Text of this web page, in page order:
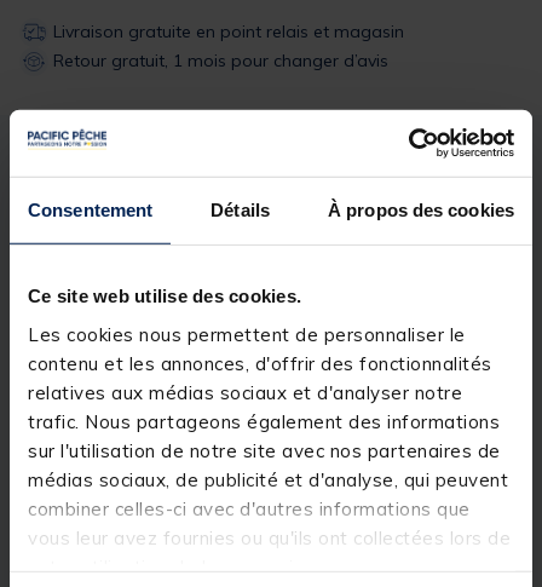
Consentement Détails À propos des cookies
Ce site web utilise des cookies.
Les cookies nous permettent de personnaliser le
contenu et les annonces, d'offrir des fonctionnalités
relatives aux médias sociaux et d'analyser notre
trafic. Nous partageons également des informations
sur l'utilisation de notre site avec nos partenaires de
médias sociaux, de publicité et d'analyse, qui peuvent
combiner celles-ci avec d'autres informations que
vous leur avez fournies ou qu'ils ont collectées lors de
Livraison gratuite en point relais et magasin
Retour gratuit, 1 mois pour changer d’avis
Description & détails
Description
Nymphe spéciale truite et ombre.
Spécifications
Réf.
205665-1